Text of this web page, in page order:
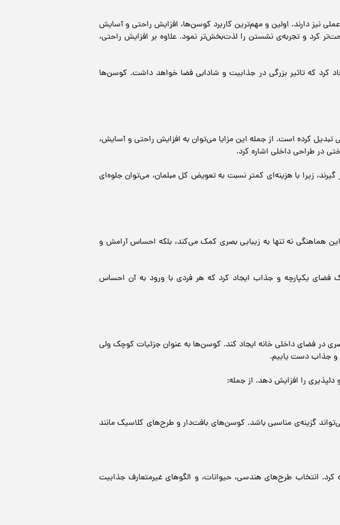
نیز دارند. اولین و مهم‌ترین کاربرد کوسن‌ها، افزایش راحتی و آسایش
کرد و تجربه‌ی نشستن را لذت‌بخش‌تر نمود. علاوه بر افزایش راحتی،
کرد که تاثیر بزرگی در جذابیت و شادابی فضا خواهد داشت. کوسن‌ها
کرده است. از جمله این مزایا می‌توان به افزایش راحتی و آسایش،
در طراحی داخلی اشاره کرد.
زیرا با هزینه‌ای کمتر نسبت به تعویض کل مبلمان، می‌توان جلوه‌ای
هماهنگی نه تنها به زیبایی بصری کمک می‌کند، بلکه احساس آرامش و
فضای یکپارچه و جذاب ایجاد کرد که هر فردی با ورود به آن احساس
در فضای داخلی خانه ایجاد کند. کوسن‌ها به عنوان جزئیات کوچک ولی
و جذاب دست یابیم.
را افزایش دهد. از جمله:
گزینه‌ی مناسبی باشد. کوسن‌های بافت‌دار و طرح‌های کلاسیک مانند
انتخاب طرح‌های هندسی، حیوانات، و الگوهای غیرمتعارف جذابیت